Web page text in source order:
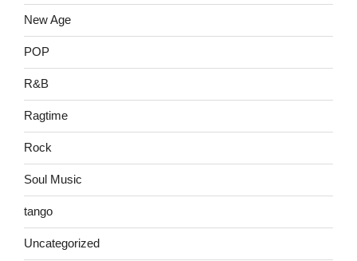
New Age
POP
R&B
Ragtime
Rock
Soul Music
tango
Uncategorized